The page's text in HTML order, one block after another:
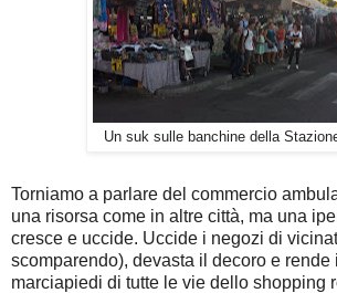
Un suk sulle banchine della
Torniamo a parlare del commercio
una risorsa come in altre città, ma una
cresce e uccide. Uccide i negozi di
scomparendo), devasta il decoro e rende
marciapiedi di tutte le vie dello shopping